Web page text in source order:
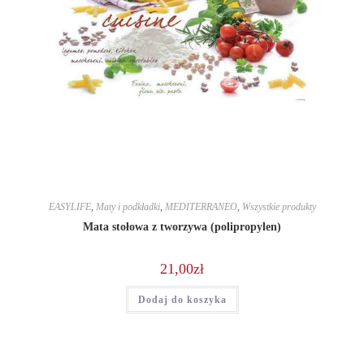
EASYLIFE, Maty i podkładki, MEDITERRANEO, Wszystkie produkty
Mata stołowa z tworzywa (polipropylen)
21,00zł
Dodaj do koszyka